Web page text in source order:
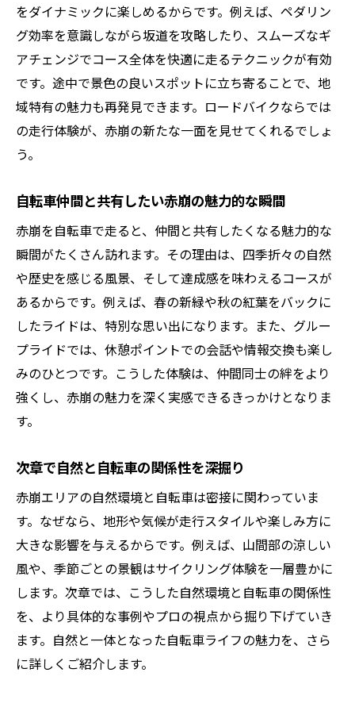
をダイナミックに楽しめるからです。例えば、ペダリン
グ効率を意識しながら坂道を攻略したり、スムーズなギ
アチェンジでコース全体を快適に走るテクニックが有効
です。途中で景色の良いスポットに立ち寄ることで、地
域特有の魅力も再発見できます。ロードバイクならでは
の走行体験が、赤崩の新たな一面を見せてくれるでしょ
う。
自転車仲間と共有したい赤崩の魅力的な瞬間
赤崩を自転車で走ると、仲間と共有したくなる魅力的な
瞬間がたくさん訪れます。その理由は、四季折々の自然
や歴史を感じる風景、そして達成感を味わえるコースが
あるからです。例えば、春の新緑や秋の紅葉をバックに
したライドは、特別な思い出になります。また、グルー
プライドでは、休憩ポイントでの会話や情報交換も楽し
みのひとつです。こうした体験は、仲間同士の絆をより
強くし、赤崩の魅力を深く実感できるきっかけとなりま
す。
次章で自然と自転車の関係性を深掘り
赤崩エリアの自然環境と自転車は密接に関わっていま
す。なぜなら、地形や気候が走行スタイルや楽しみ方に
大きな影響を与えるからです。例えば、山間部の涼しい
風や、季節ごとの景観はサイクリング体験を一層豊かに
します。次章では、こうした自然環境と自転車の関係性
を、より具体的な事例やプロの視点から掘り下げていき
ます。自然と一体となった自転車ライフの魅力を、さら
に詳しくご紹介します。